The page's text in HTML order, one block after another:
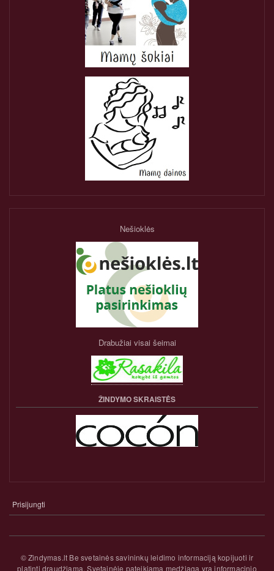
Nešioklės
Drabužiai visai šeimai
ŽINDYMO SKRAISTĖS
NARIO
MENIU
Prisijungti
© Zindymas.lt Be svetainės savininkų leidimo informaciją kopijuoti ir
platinti draudžiama. Svetainėje pateikiama medžiaga yra informacinio